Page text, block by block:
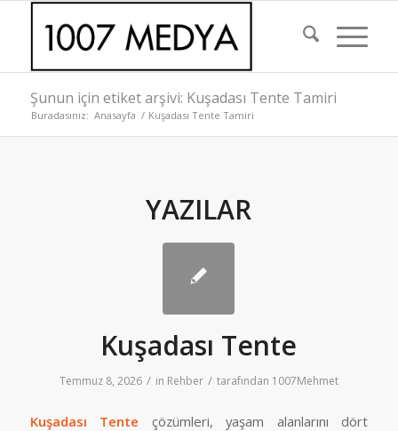
Şunun için etiket arşivi: Kuşadası Tente Tamiri
Buradasınız: Anasayfa / Kuşadası Tente Tamiri
YAZILAR
Kuşadası Tente
Temmuz 8, 2026 / in Rehber / tarafından 1007Mehmet
Kuşadası Tente çözümleri, yaşam alanlarını dört